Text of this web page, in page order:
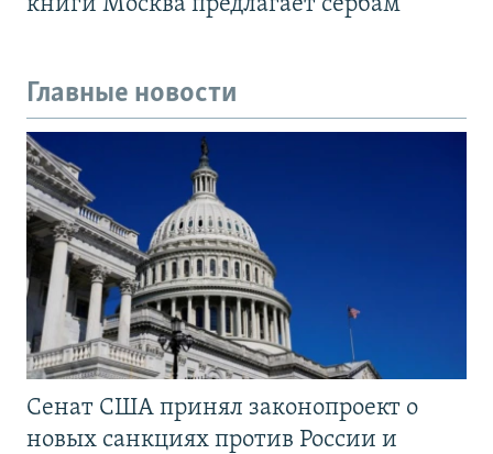
книги Москва предлагает сербам
Главные новости
Сенат США принял законопроект о
новых санкциях против России и